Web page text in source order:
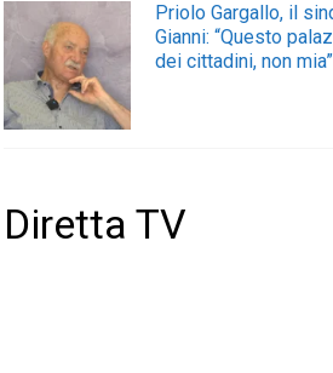
Priolo Gargallo, il
Gianni: “Questo
dei cittadini, non mia”
Diretta TV